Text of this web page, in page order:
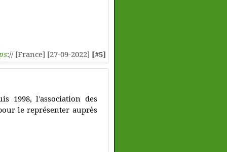
:// [France] [27-09-2022] [#5]
1998, l'association des
le représenter auprès